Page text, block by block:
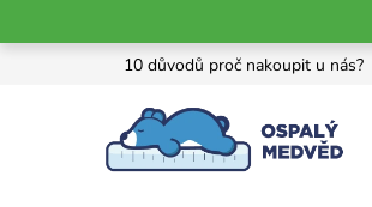
Přejít
10 důvodů proč nakoupit u nás?